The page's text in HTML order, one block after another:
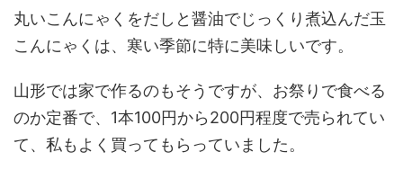
丸いこんにゃくをだしと醤油でじっくり煮込んだ玉
こんにゃくは、寒い季節に特に美味しいです。
山形では家で作るのもそうですが、お祭りで食べる
のか定番で、1本100円から200円程度で売られてい
て、私もよく買ってもらっていました。